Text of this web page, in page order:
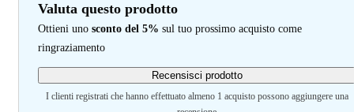
Valuta questo prodotto
Ottieni uno sconto del 5% sul tuo prossimo acquisto come
ringraziamento
Recensisci prodotto
I clienti registrati che hanno effettuato almeno 1 acquisto possono aggiungere una